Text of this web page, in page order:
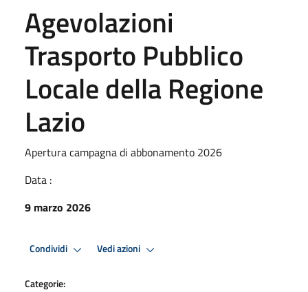
Agevolazioni
Trasporto Pubblico
Locale della Regione
Lazio
Apertura campagna di abbonamento 2026
Data :
9 marzo 2026
Condividi Vedi azioni
Categorie: